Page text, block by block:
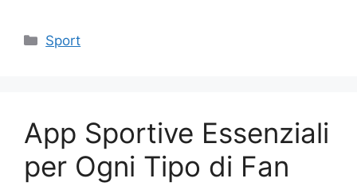
Categories
Sport
App Sportive Essenziali
per Ogni Tipo di Fan